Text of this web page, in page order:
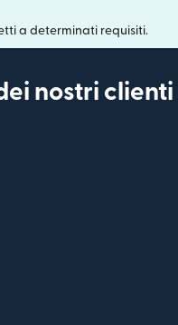
a determinati requisiti.
nostri clienti